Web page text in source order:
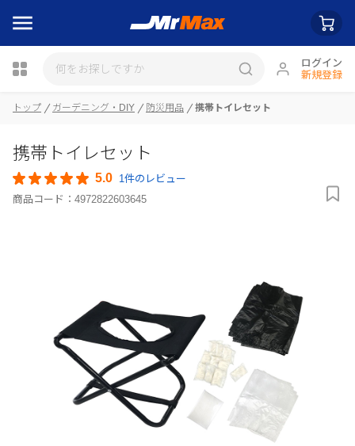
ログイン
新規登録
瓶詰
トップ ガーデニング・DIY 防災用品 携帯トイレセット
携帯トイレセット
5.0 1件のレビュー
商品コード： 4972822603645